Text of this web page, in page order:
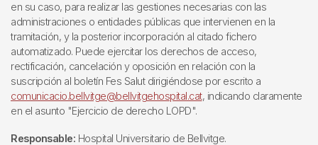
en su caso, para realizar las gestiones necesarias con las
administraciones o entidades públicas que intervienen en la
tramitación, y la posterior incorporación al citado fichero
automatizado. Puede ejercitar los derechos de acceso,
rectificación, cancelación y oposición en relación con la
suscripción al boletín Fes Salut dirigiéndose por escrito a
comunicacio.bellvitge@bellvitgehospital.cat, indicando claramente
en el asunto "Ejercicio de derecho LOPD".
Responsable: Hospital Universitario de Bellvitge.